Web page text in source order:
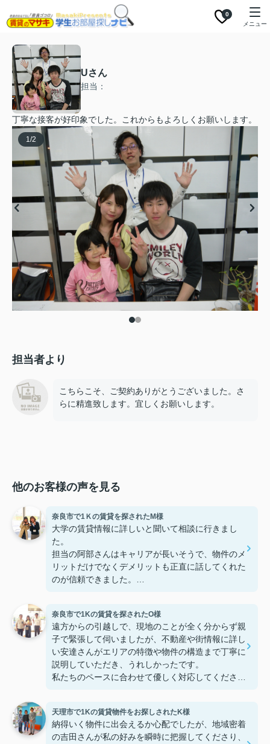
0
メニュー
Uさん
担当：
丁寧な接客が好印象でした。これからもよろしくお願いします。
1/2
担当者より
こちらこそ、ご契約ありがとうございました。さ
らに精進致します。宜しくお願いします。
他のお客様の声を見る
奈良市で1Ｋの賃貸を探されたM様
大学の賃貸情報に詳しいと聞いて相談に行きまし
た。
担当の阿部さんはキャリアが長いそうで、物件のメ
リットだけでなくデメリットも正直に話してくれた
のが信頼できました。
す。
奈良市で1Kの賃貸を探されたO様
遠方からの引越しで、現地のことが全く分からず親
子で緊張して伺いましたが、不動産や街情報に詳し
い安達さんがエリアの特徴や物件の構造まで丁寧に
説明していただき、うれしかったです。
私たちのペースに合わせて優しく対応してくださっ
り、感謝しています。安達さん、ありがとうござい
ました！
天理市で1Kの賃貸物件をお探しされたK様
納得いく物件に出会えるか心配でしたが、地域密着
の吉田さんが私の好みを瞬時に把握してくださり、